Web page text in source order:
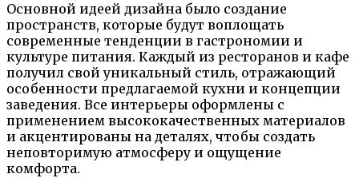
Основной идеей дизайна было создание
пространств, которые будут воплощать
современные тенденции в гастрономии и
культуре питания. Каждый из ресторанов и кафе
получил свой уникальный стиль, отражающий
особенности предлагаемой кухни и концепции
заведения. Все интерьеры оформлены с
применением высококачественных материалов
и акцентированы на деталях, чтобы создать
неповторимую атмосферу и ощущение
комфорта.